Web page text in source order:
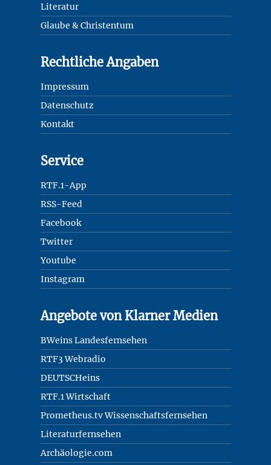
Literatur
Glaube & Christentum
Rechtliche Angaben
Impressum
Datenschutz
Kontakt
Service
RTF.1-App
RSS-Feed
Facebook
Twitter
Youtube
Instagram
Angebote von Klarner Medien
BWeins Landesfernsehen
RTF3 Webradio
DEUTSCHeins
RTF.1 Wirtschaft
Prometheus.tv Wissenschaftsfernsehen
Literaturfernsehen
Archäologie.com